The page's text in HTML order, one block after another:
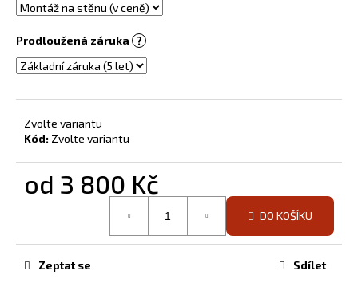
Prodloužená záruka ?
Zvolte variantu
Kód: Zvolte variantu
od 3 800 Kč
DO KOŠÍKU
Zeptat se Sdílet